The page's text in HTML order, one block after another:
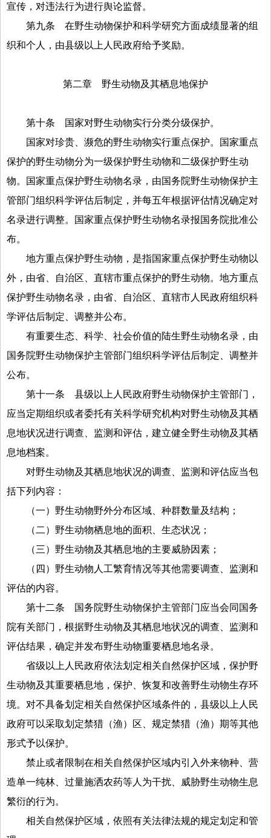
宣传，对违法行为进行舆论监督。
第九条 在野生动物保护和科学研究方面成绩显著的组
织和个人，由县级以上人民政府给予奖励。
第二章 野生动物及其栖息地保护
第十条 国家对野生动物实行分类分级保护。
国家对珍贵、濒危的野生动物实行重点保护。国家重点
保护的野生动物分为一级保护野生动物和二级保护野生动
物。国家重点保护野生动物名录，由国务院野生动物保护主
管部门组织科学评估后制定，并每五年根据评估情况确定对
名录进行调整。国家重点保护野生动物名录报国务院批准公
布。
地方重点保护野生动物，是指国家重点保护野生动物以
外，由省、自治区、直辖市重点保护的野生动物。地方重点
保护野生动物名录，由省、自治区、直辖市人民政府组织科
学评估后制定、调整并公布。
有重要生态、科学、社会价值的陆生野生动物名录，由
国务院野生动物保护主管部门组织科学评估后制定、调整并
公布。
第十一条 县级以上人民政府野生动物保护主管部门，
应当定期组织或者委托有关科学研究机构对野生动物及其栖
息地状况进行调查、监测和评估，建立健全野生动物及其栖
息地档案。
对野生动物及其栖息地状况的调查、监测和评估应当包
括下列内容：
（一）野生动物野外分布区域、种群数量及结构；
（二）野生动物栖息地的面积、生态状况；
（三）野生动物及其栖息地的主要威胁因素；
（四）野生动物人工繁育情况等其他需要调查、监测和
评估的内容。
第十二条 国务院野生动物保护主管部门应当会同国务
院有关部门，根据野生动物及其栖息地状况的调查、监测和
评估结果，确定并发布野生动物重要栖息地名录。
省级以上人民政府依法划定相关自然保护区域，保护野
生动物及其重要栖息地，保护、恢复和改善野生动物生存环
境。对不具备划定相关自然保护区域条件的，县级以上人民
政府可以采取划定禁猎（渔）区、规定禁猎（渔）期等其他
形式予以保护。
禁止或者限制在相关自然保护区域内引入外来物种、营
造单一纯林、过量施洒农药等人为干扰、威胁野生动物生息
繁衍的行为。
相关自然保护区域，依照有关法律法规的规定划定和管